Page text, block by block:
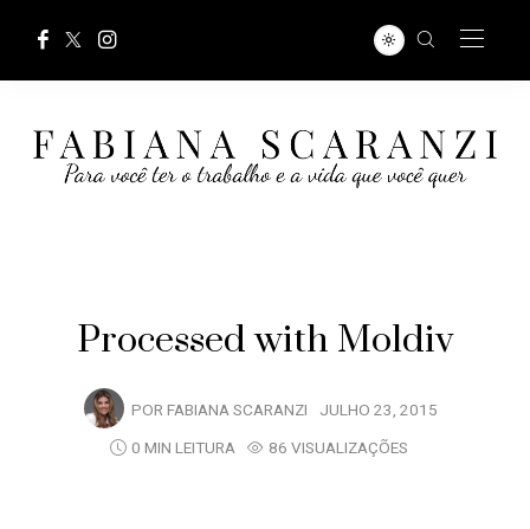
Processed with Moldiv
POR FABIANA SCARANZI JULHO 23, 2015
0 MIN LEITURA
86 VISUALIZAÇÕES